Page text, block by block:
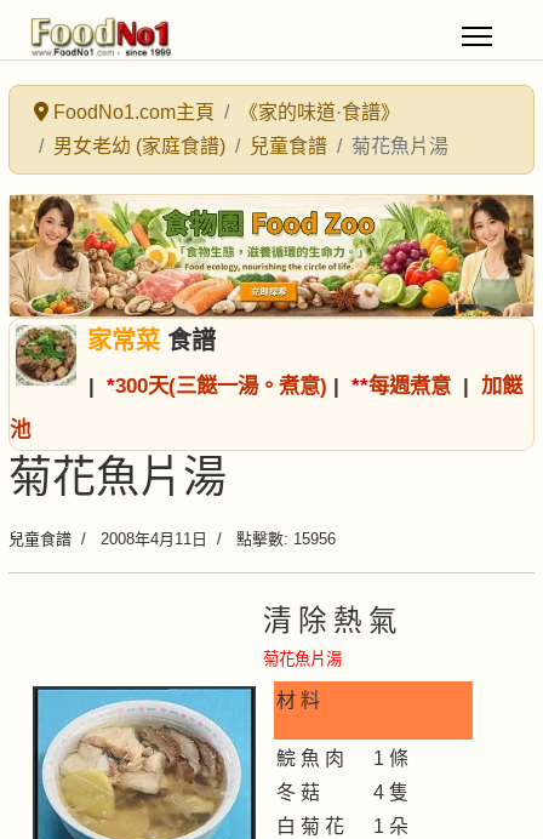
FoodNo1.com主頁
《家的味道·食譜》
男女老幼 (家庭食譜)
兒童食譜 菊花魚片湯
家常菜食譜
| *300天(三餸一湯。煮意) | **每週煮意 | 加餸
池
菊花魚片湯
兒童食譜 2008年4月11日 點擊數: 15956
清 除 熱 氣
菊花魚片湯
材 料
鯇 魚 肉 1 條
冬 菇 4 隻
白 菊 花 1 朵